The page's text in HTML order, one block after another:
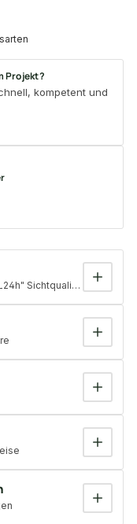
Sichtqualität, Lamellen
Projekt?
kompetent und